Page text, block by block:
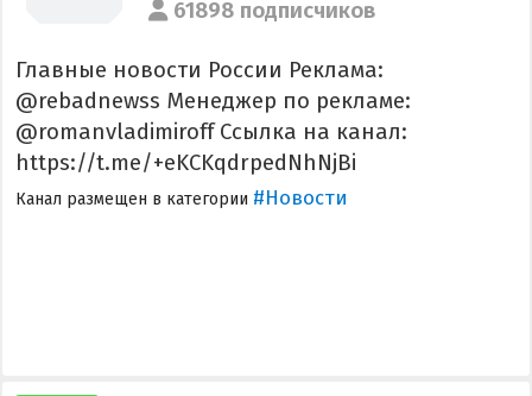
61898 подписчиков
Главные новости России Реклама:
@rebadnewss Менеджер по рекламе:
@romanvladimiroff Ссылка на канал:
https://t.me/+eKCKqdrpedNhNjBi
Канал размещен в категории #Новости